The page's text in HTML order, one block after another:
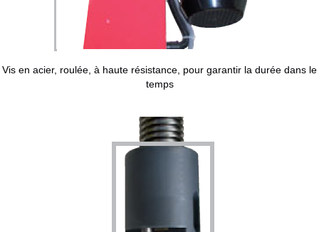
Vis en acier, roulée, à haute résistance, pour garantir la durée dans le
temps